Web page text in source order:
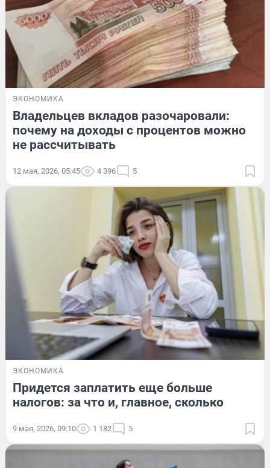
ЭКОНОМИКА
Владельцев вкладов разочаровали:
почему на доходы с процентов можно
не рассчитывать
12 мая, 2026, 05:45 4 396 5
ЭКОНОМИКА
Придется заплатить еще больше
налогов: за что и, главное, сколько
9 мая, 2026, 09:10 1 182 5